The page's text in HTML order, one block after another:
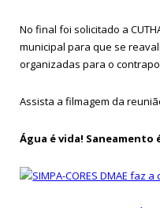
No final foi solicitado a
municipal para que se
organizadas para o
Assista a filmagem da
Água é vida! Saneamento